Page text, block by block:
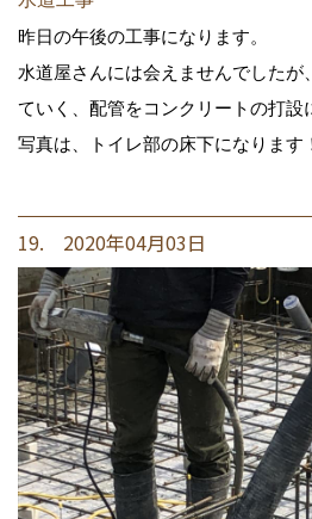
昨日の午後の工事になります。
水道屋さんには会えませんでしたが
ていく、配管をコンクリートの打設
写真は、トイレ部の床下になります
19. 2020年04月03日